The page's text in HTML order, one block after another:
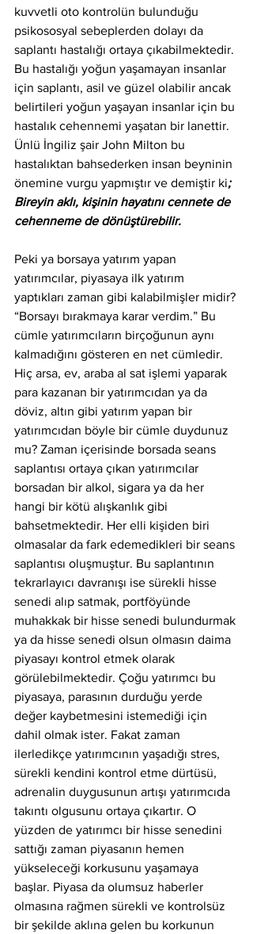
kuvvetli oto kontrolün bulunduğu
psikososyal sebeplerden dolayı da
saplantı hastalığı ortaya çıkabilmektedir.
Bu hastalığı yoğun yaşamayan insanlar
için saplantı, asil ve güzel olabilir ancak
belirtileri yoğun yaşayan insanlar için bu
hastalık cehennemi yaşatan bir lanettir.
Ünlü İngiliz şair John Milton bu
hastalıktan bahsederken insan beyninin
önemine vurgu yapmıştır ve demiştir ki;
Bireyin aklı, kişinin hayatını cennete de
cehenneme de dönüştürebilir.
Peki ya borsaya yatırım yapan
yatırımcılar, piyasaya ilk yatırım
yaptıkları zaman gibi kalabilmişler midir?
“Borsayı bırakmaya karar verdim.” Bu
cümle yatırımcıların birçoğunun aynı
kalmadığını gösteren en net cümledir.
Hiç arsa, ev, araba al sat işlemi yaparak
para kazanan bir yatırımcıdan ya da
döviz, altın gibi yatırım yapan bir
yatırımcıdan böyle bir cümle duydunuz
mu? Zaman içerisinde borsada seans
saplantısı ortaya çıkan yatırımcılar
borsadan bir alkol, sigara ya da her
hangi bir kötü alışkanlık gibi
bahsetmektedir. Her elli kişiden biri
olmasalar da fark edemedikleri bir seans
saplantısı oluşmuştur. Bu saplantının
tekrarlayıcı davranışı ise sürekli hisse
senedi alıp satmak, portföyünde
muhakkak bir hisse senedi bulundurmak
ya da hisse senedi olsun olmasın daima
piyasayı kontrol etmek olarak
görülebilmektedir. Çoğu yatırımcı bu
piyasaya, parasının durduğu yerde
değer kaybetmesini istemediği için
dahil olmak ister. Fakat zaman
ilerledikçe yatırımcının yaşadığı stres,
sürekli kendini kontrol etme dürtüsü,
adrenalin duygusunun artışı yatırımcıda
takıntı olgusunu ortaya çıkartır. O
yüzden de yatırımcı bir hisse senedini
sattığı zaman piyasanın hemen
yükseleceği korkusunu yaşamaya
başlar. Piyasa da olumsuz haberler
olmasına rağmen sürekli ve kontrolsüz
bir şekilde aklına gelen bu korkunun